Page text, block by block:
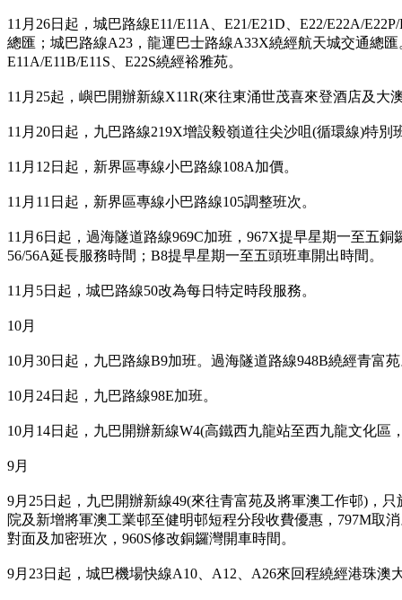
11月26日起，城巴路線E11/E11A、E21/E21D、E22/E22A/
總匯；城巴路線A23，龍運巴士路線A33X繞經航天城交通總
E11A/E11B/E11S、E22S繞經裕雅苑。
11月25起，嶼巴開辦新線X11R(來往東涌世茂喜來登酒店及大
11月20日起，九巴路線219X增設毅嶺道往尖沙咀(循環線)特
11月12日起，新界區專線小巴路線108A加價。
11月11日起，新界區專線小巴路線105調整班次。
11月6日起，過海隧道路線969C加班，967X提早星期一至五銅
56/56A延長服務時間 ；B8提早星期一至五頭班車開出時間 。
11月5日起，城巴路線50改為每日特定時段服務。
10月
10月30日起，九巴路線B9加班。過海隧道路線948B繞經青富
10月24日起，九巴路線98E加班。
10月14日起，九巴開辦新線W4(高鐵西九龍站至西九龍文化區
9月
9月25日起，九巴開辦新線49(來往青富苑及將軍澳工作邨)，
院及新增將軍澳工業邨至健明邨短程分段收費優惠，797M取
對面及加密班次，960S修改銅鑼灣開車時間。
9月23日起，城巴機場快線A10、A12、A26來回程繞經港珠澳